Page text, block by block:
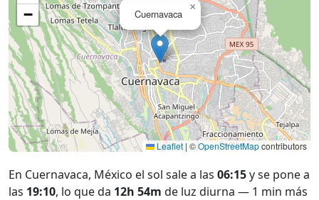
Cuernavaca
×
−
Leaflet | ©OpenStreetMapcontributors
En Cuernavaca, México el sol sale a las 06:15y se pone a
las 19:10, lo que da 12h 54m de luz diurna — 1 min más